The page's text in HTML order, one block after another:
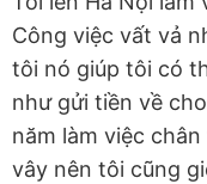
Công việc vất vả
tôi nó giúp tôi có
như gửi tiền về
năm làm việc
vây nên tôi cũng